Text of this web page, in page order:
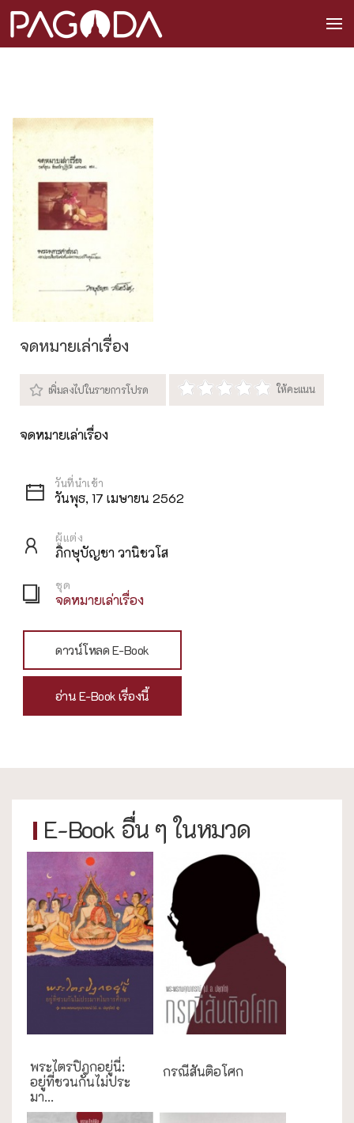
จดหมายเล่าเรื่อง
จดหมายเล่าเรื่อง
วันพุธ, 17 เมษายน 2562
ผู้แต่ง
ภิกษุบัญชา วานิชวโส
ชุด
จดหมายเล่าเรื่อง
ดาวน์โหลด E-Book
อ่าน E-Book เรื่องนี้
E-Book อื่น ๆ ในหมวด
พระไตรปิฎกอยู่นี่:
อยู่ที่ชวนกันไม่ประ
มา...
กรณีสันติอโศก